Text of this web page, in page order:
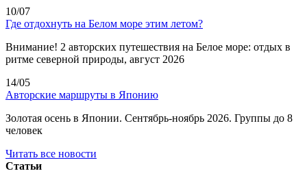
10/07
Где отдохнуть на Белом море этим летом?
Внимание! 2 авторских путешествия на Белое море: отдых в
ритме северной природы, август 2026
14/05
Авторские маршруты в Японию
Золотая осень в Японии. Сентябрь-ноябрь 2026. Группы до 8
человек
Читать все новости
Статьи